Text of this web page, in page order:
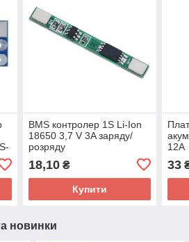
BMS контролер 1S Li-Ion
18650 3,7 V 3A заряду/
розряду
18,10₴
Купити
12A
33
новинки